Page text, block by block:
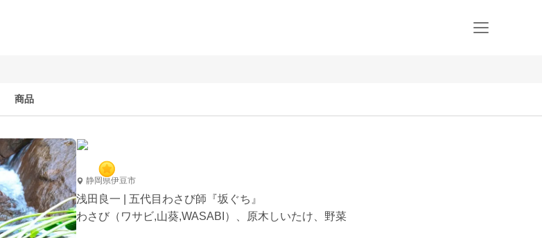
商品
静岡県伊豆市
浅田良一 | 五代目わさび師『坂ぐち』
わさび（ワサビ,山葵,WASABI）、原木しいたけ、野菜